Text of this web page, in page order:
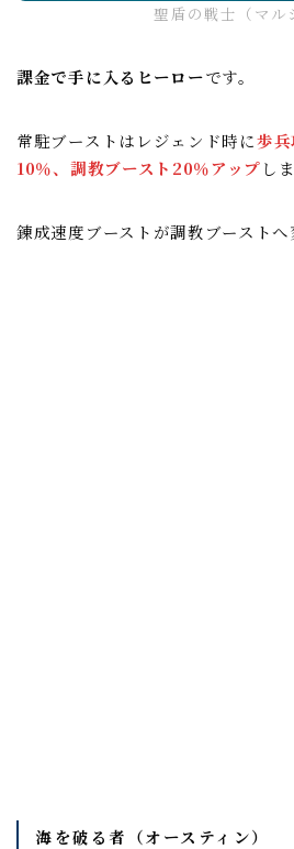
聖盾の戦士（マル
課金で手に入るヒーローです。
常駐ブーストはレジェンド時に歩
10％、調教ブースト20％アップし
錬成速度ブーストが調教ブーストへ
海を破る者（オースティン）